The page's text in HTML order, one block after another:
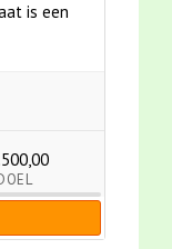
is een